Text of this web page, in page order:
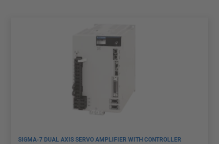
SIGMA-7 DUAL AXIS SERVO AMPLIFIER WITH CONTROLLER